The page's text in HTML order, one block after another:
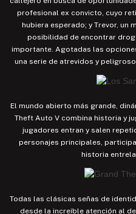
profesional ex convicto, cuyo
hubiera esperado; y Trevor, un
posibilidad de encontrar
importante. Agotadas las
una serie de atrevidos y
El mundo abierto más grande,
Theft Auto V combina historia y
jugadores entran y salen
personajes principales,
historia
Todas las clásicas señas de
desde la increíble atención al